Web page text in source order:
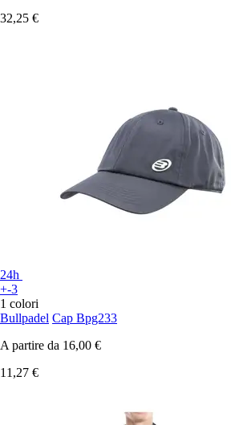
32,25 €
24h
+-3
1 colori
Bullpadel Cap Bpg233
A partire da 16,00 €
11,27 €